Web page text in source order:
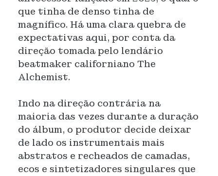
que tinha de denso tinha de
magnífico. Há uma clara quebra de
expectativas aqui, por conta da
direção tomada pelo lendário
beatmaker californiano The
Alchemist.
Indo na direção contrária na
maioria das vezes durante a duração
do álbum, o produtor decide deixar
de lado os instrumentais mais
abstratos e recheados de camadas,
ecos e sintetizadores singulares que